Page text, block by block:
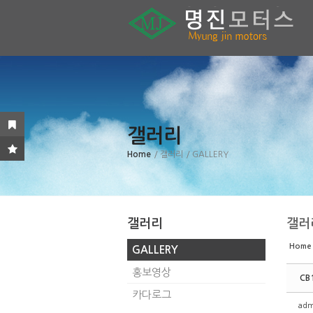
갤러리
Home / 갤러리 / GALLERY
갤러리
GALLERY
홍보영상
카다로그
갤러
Home
Sketchbook5, 스케치북5
Sketchbook5, 스케치북5
Sketchbook5, 스케치북5
Sketchbook5, 스케치북5